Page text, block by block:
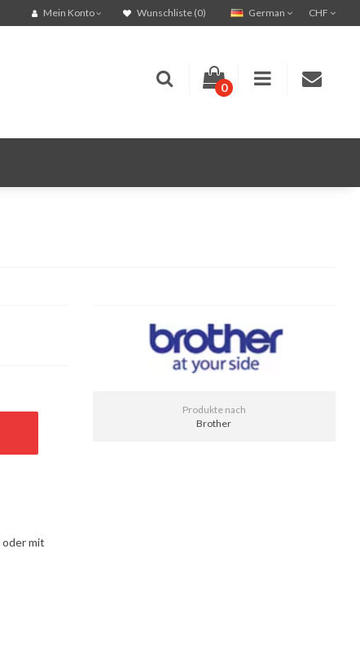
CHF
German
Mein Konto Wunschliste (0)
0
oder mit
Produkte nach
Brother